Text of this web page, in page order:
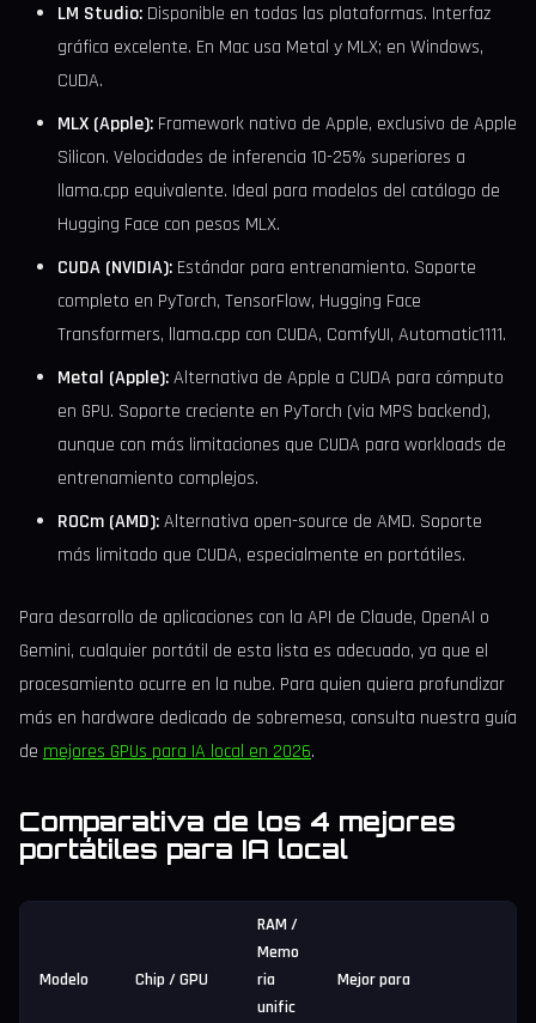
LM Studio: Disponible en todas las plataformas. Interfaz
gráfica excelente. En Mac usa Metal y MLX; en Windows,
CUDA.
MLX (Apple): Framework nativo de Apple, exclusivo de Apple
Silicon. Velocidades de inferencia 10-25% superiores a
llama.cpp equivalente. Ideal para modelos del catálogo de
Hugging Face con pesos MLX.
CUDA (NVIDIA): Estándar para entrenamiento. Soporte
completo en PyTorch, TensorFlow, Hugging Face
Transformers, llama.cpp con CUDA, ComfyUI, Automatic1111.
Metal (Apple):Alternativa de Apple a CUDA para cómputo
en GPU. Soporte creciente en PyTorch (via MPS backend),
aunque con más limitaciones que CUDA para workloads de
entrenamiento complejos.
ROCm (AMD):Alternativa open-source de AMD. Soporte
más limitado que CUDA, especialmente en portátiles.
Para desarrollo de aplicaciones con la API de Claude, OpenAI o
Gemini, cualquier portátil de esta lista es adecuado, ya que el
procesamiento ocurre en la nube. Para quien quiera profundizar
más en hardware dedicado de sobremesa, consulta nuestra guía
de mejores GPUs para IA local en 2026.
Comparativa de los 4 mejores
portátiles para IA local
Modelo Chip / GPU
RAM /
Memo
ria
unific
Mejor para